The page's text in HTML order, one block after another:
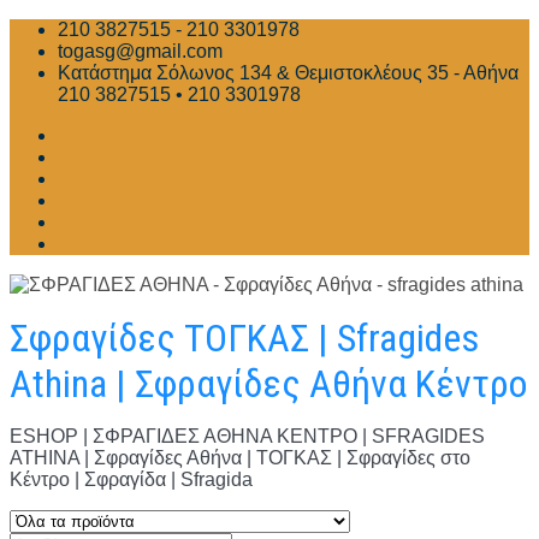
Skip
content
210 3827515 - 210 3301978
togasg@gmail.com
Κατάστημα Σόλωνος 134 & Θεμιστοκλέους 35 - Αθήνα
210 3827515 • 210 3301978
Σφραγίδες ΤΟΓΚΑΣ | Sfragides
Athina | Σφραγίδες Αθήνα Κέντρο
ESHOP | ΣΦΡΑΓΙΔΕΣ ΑΘΗΝΑ ΚΕΝΤΡΟ | SFRAGIDES
ATHINA | Σφραγίδες Αθήνα | ΤΟΓΚΑΣ | Σφραγίδες στο
Κέντρο | Σφραγίδα | Sfragida